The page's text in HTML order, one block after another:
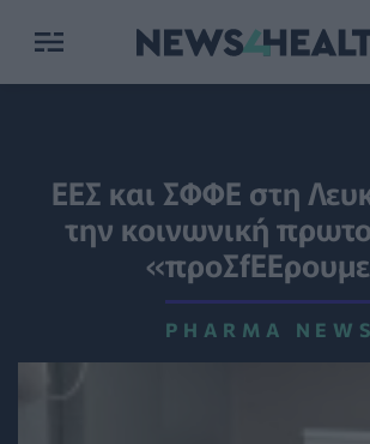
ΕΕΣ και ΣΦΦΕ στη
την κοινωνική
PHARMA NEWS